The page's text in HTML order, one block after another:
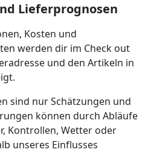
Lieferprognosen
Kosten und
werden dir im Check out
und den Artikeln in
sind nur Schätzungen und
können durch Abläufe
Kontrollen, Wetter oder
unseres Einflusses